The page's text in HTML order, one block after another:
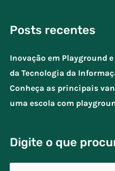
Posts recentes
Inovação em Playground
da Tecnologia da
Conheça as principais
uma escola com
Digite o que